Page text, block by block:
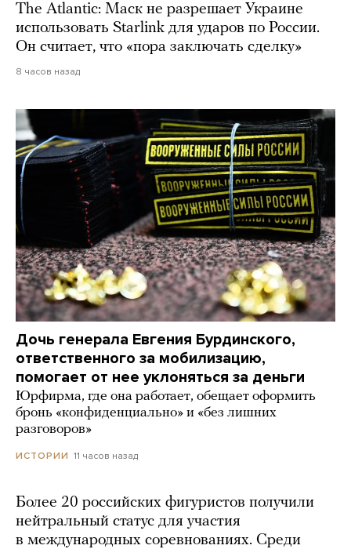
The Atlantic: Маск не разрешает Украине
использовать Starlink для ударов по России.
Он считает, что «пора заключать сделку»
8 часов назад
Дочь генерала Евгения Бурдинского,
ответственного за мобилизацию,
помогает от нее уклоняться за деньги
Юрфирма, где она работает, обещает оформить
бронь «конфиденциально» и «без лишних
разговоров»
ИСТОРИИ 11 часов назад
Более 20 российских фигуристов получили
нейтральный статус для участия
в международных соревнованиях. Среди